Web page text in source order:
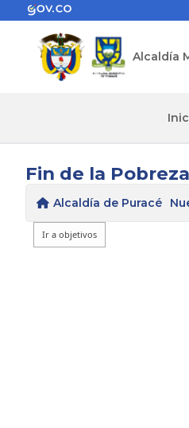
Alcaldía
Fin de la Pobreza
Alcaldía de Puracé